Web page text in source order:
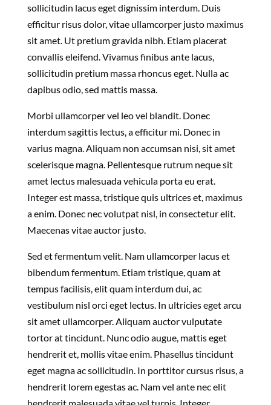
sollicitudin lacus eget dignissim interdum. Duis
efficitur risus dolor, vitae ullamcorper justo maximus
sit amet. Ut pretium gravida nibh. Etiam placerat
convallis eleifend. Vivamus finibus ante lacus,
sollicitudin pretium massa rhoncus eget. Nulla ac
dapibus odio, sed mattis massa.
Morbi ullamcorper vel leo vel blandit. Donec
interdum sagittis lectus, a efficitur mi. Donec in
varius magna. Aliquam non accumsan nisi, sit amet
scelerisque magna. Pellentesque rutrum neque sit
amet lectus malesuada vehicula porta eu erat.
Integer est massa, tristique quis ultrices et, maximus
a enim. Donec nec volutpat nisl, in consectetur elit.
Maecenas vitae auctor justo.
Sed et fermentum velit. Nam ullamcorper lacus et
bibendum fermentum. Etiam tristique, quam at
tempus facilisis, elit quam interdum dui, ac
vestibulum nisl orci eget lectus. In ultricies eget arcu
sit amet ullamcorper. Aliquam auctor vulputate
tortor at tincidunt. Nunc odio augue, mattis eget
hendrerit et, mollis vitae enim. Phasellus tincidunt
eget magna ac sollicitudin. In porttitor cursus risus, a
hendrerit lorem egestas ac. Nam vel ante nec elit